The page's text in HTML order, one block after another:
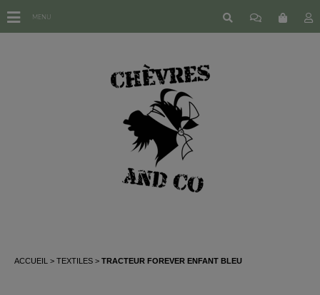
ACCUEIL TEXTILES TRACTEUR FOREVER ENFANT BLEU
MENU